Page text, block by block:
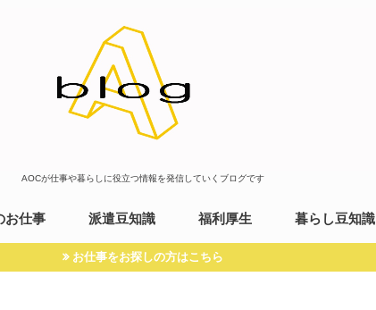
AOCが仕事や暮らしに役立つ情報を発信していくブログです
お仕事 派遣豆知識 福利厚生 暮らし豆知識
お仕事をお探しの方はこちら